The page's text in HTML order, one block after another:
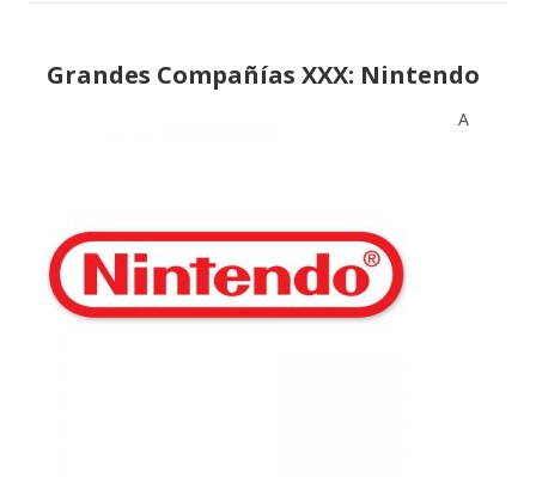
Grandes Compañías XXX: Nintendo
A